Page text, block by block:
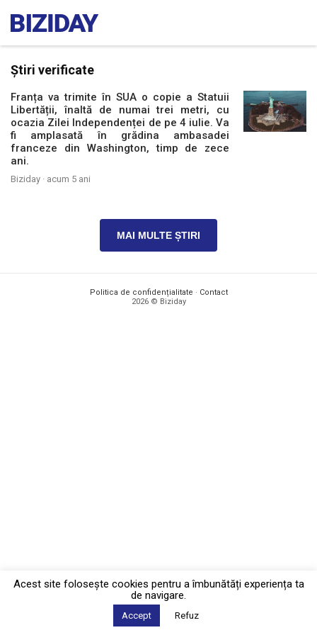
Știri verificate
Franța va trimite în SUA o copie a Statuii
Libertății, înaltă de numai trei metri, cu
ocazia Zilei Independenței de pe 4 iulie. Va
fi amplasată în grădina ambasadei
franceze din Washington, timp de zece
ani.
Biziday · acum 5 ani
MAI MULTE ȘTIRI
Politica de confidențialitate · Contact
2026 © Biziday
Acest site foloseşte cookies pentru a îmbunătăți experiența ta
de navigare.
Accept Refuz